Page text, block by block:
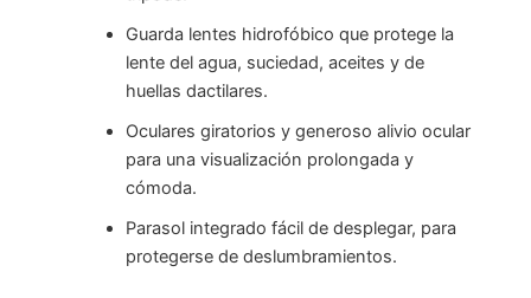
Guarda lentes hidrofóbico que protege la
lente del agua, suciedad, aceites y de
huellas dactilares.
Oculares giratorios y generoso alivio ocular
para una visualización prolongada y
cómoda.
Parasol integrado fácil de desplegar, para
protegerse de deslumbramientos.